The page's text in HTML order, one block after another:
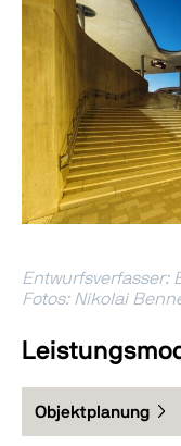
Entwurfsverfasser:
Fotos: Nikolai
Objektplanung